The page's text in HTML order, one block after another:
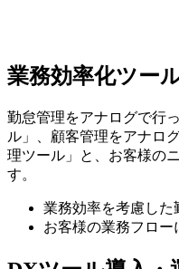
業務効率化ツー
勤怠管理をアナログで行
ル」、顧客管理をアナロ
理ツール」と、お客様の
す。
業務効率を考慮した
お客様の業務フロ